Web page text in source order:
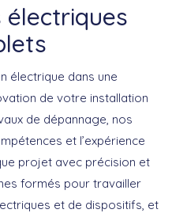
électriques
électrique dans une
de votre installation
de dépannage, nos
et l’expérience
projet avec précision et
formés pour travailler
et de dispositifs, et